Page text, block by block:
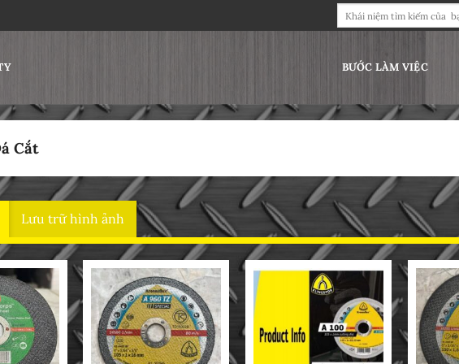
kiếm:
BƯỚC LÀM VIỆC
Cắt
Lưu trữ hình ảnh